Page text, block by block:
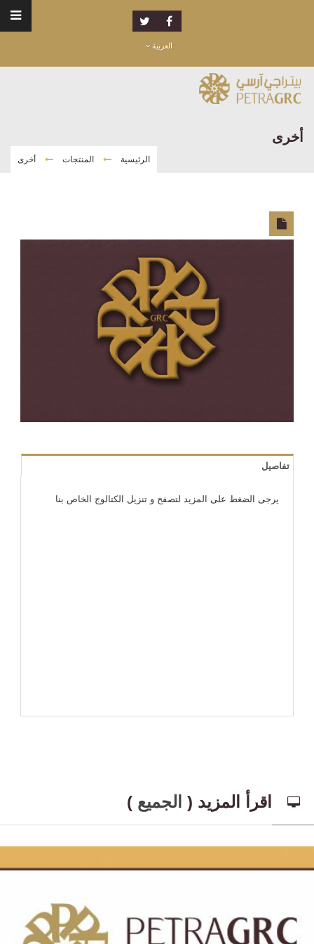
العربية
أخرى
الرئيسية المنتجات أخرى
تفاصيل
يرجى الضغط على المزيد لتصفح و تنزيل الكتالوج الخاص بنا
اقرأ المزيد ( الجميع )